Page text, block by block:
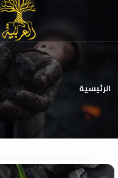
الرئيسية